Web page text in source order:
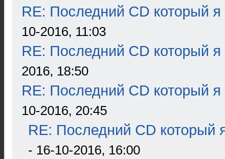
RE: Последний CD который я
10-2016, 11:03
RE: Последний CD который я
2016, 18:50
RE: Последний CD который я
10-2016, 20:45
RE: Последний CD который
- 16-10-2016, 16:00